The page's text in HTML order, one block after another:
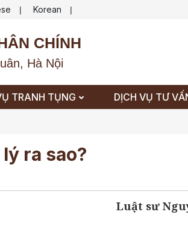
| Korean |
CHÍNH
Hà Nội
TRANH TỤNG DỊCH VỤ TƯ
ra sao?
Luật sư